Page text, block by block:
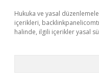
Hukuka ve yasal
içerikleri,
halinde, ilgili içerikler yasal